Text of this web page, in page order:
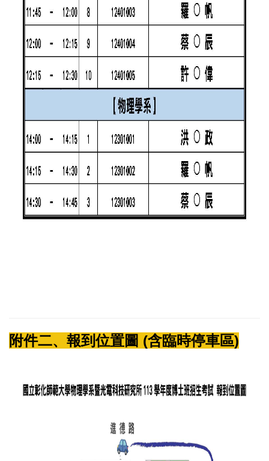
附件二、報到位置圖 (含臨時停車區)